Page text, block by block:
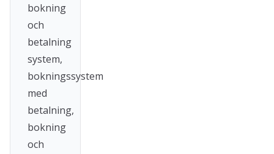
bokning
och
betalning
system,
bokningssystem
med
betalning,
bokning
och